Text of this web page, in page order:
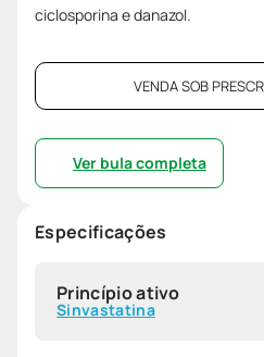
ciclosporina e danazol.
VENDA SOB
Ver bula completa
Especificações
Princípio ativo
Sinvastatina